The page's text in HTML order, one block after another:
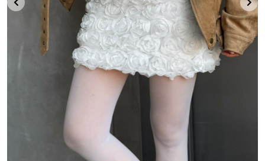
Добавляйте товары
в корзину
Оплачивайте сегодня только
% картой любого банка
Получайте товар
выбранный способом